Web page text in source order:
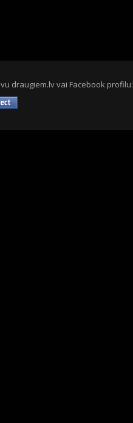
draugiem.lv vai Facebook profilu: